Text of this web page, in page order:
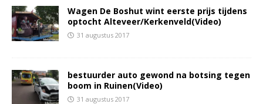
Wagen De Boshut wint eerste prijs tijdens
optocht Alteveer/Kerkenveld(Video)
31 augustus 2017
bestuurder auto gewond na botsing tegen
boom in Ruinen(Video)
31 augustus 2017